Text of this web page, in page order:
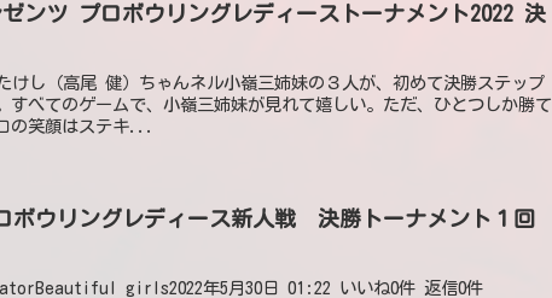
ンツ プロボウリングレディーストーナメント2022 決
けし（高尾 健）ちゃんネル小嶺三姉妹の３人が、初めて決勝ステップ
すべてのゲームで、小嶺三姉妹が見れて嬉しい。ただ、ひとつしか勝て
の笑顔はステキ...
ボウリングレディース新人戦 決勝トーナメント１回
girls2022年5月30日 01:22 いいね0件 返信0件